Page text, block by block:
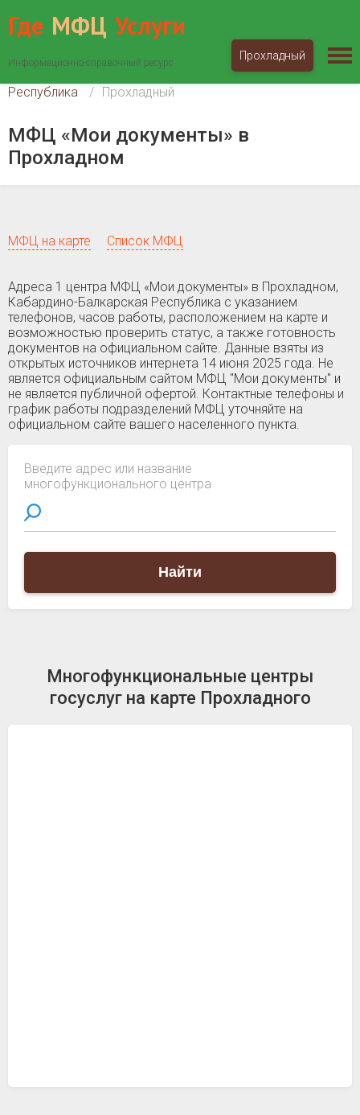
Где МФЦ Услуги
Информационно-справочный ресурс
Прохладный
Кабардино-Балкарская
Республика
Прохладный
МФЦ «Мои документы» в
Прохладном
МФЦ на карте Список МФЦ
Адреса 1 центра МФЦ «Мои документы» в Прохладном,
Кабардино-Балкарская Республика c указанием
телефонов, часов работы, расположением на карте и
возможностью проверить статус, а также готовность
документов на официальном сайте. Данные взяты из
открытых источников интернета 14 июня 2025 года. Не
является официальным сайтом МФЦ "Мои документы" и
не является публичной офертой. Контактные телефоны и
график работы подразделений МФЦ уточняйте на
официальном сайте вашего населенного пункта.
Введите адрес или название
многофункционального центра
Найти
Многофункциональные центры
госуслуг на карте Прохладного